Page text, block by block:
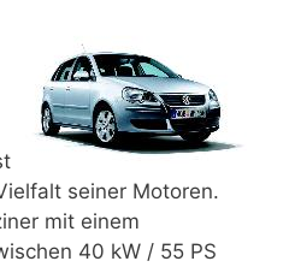
seiner Motoren.
mit einem
40 kW / 55 PS